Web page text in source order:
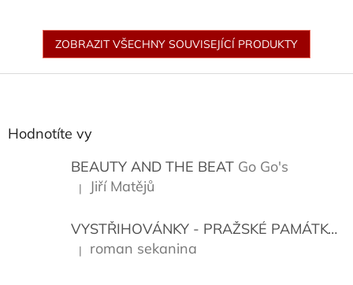
ZOBRAZIT VŠECHNY SOUVISEJÍCÍ PRODUKTY
Hodnotíte vy
BEAUTY AND THE BEAT Go Go's
Hodnocení produktu je 5 z 5 hvězdiček.
| Jiří Matějů
VYSTŘIHOVÁNKY - PRAŽSKÉ PAMÁTKY
Hodnocení produktu je 5 z 5 hvězdiček.
| roman sekanina